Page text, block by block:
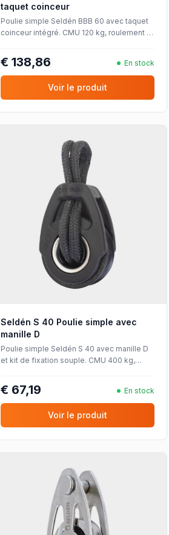
taquet coinceur
Poulie simple Seldén BBB 60 avec taquet
coinceur intégré. CMU 120 kg, roulement à
€ 138,86 En stock
Voir le produit
Seldén S 40 Poulie simple avec
manille D
Poulie simple Seldén S 40 avec manille D
et kit de fixation souple. CMU 400 kg,
jusqu'à Ø10 mm.
€ 67,19 En stock
Voir le produit